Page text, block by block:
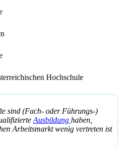
Hochschule
sind (Fach- oder Führungs-)
Ausbildung haben,
Arbeitsmarkt wenig vertreten ist